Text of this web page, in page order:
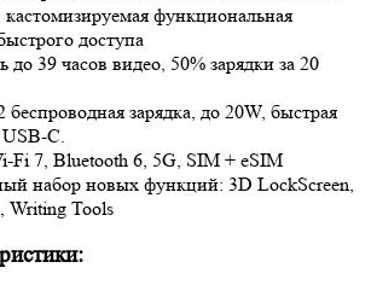
функциональная
доступа
до 39 часов видео, 50% зарядки за 20
беспроводная зарядка, до 20W, быстрая
Fi 7, Bluetooth 6, 5G, SIM + eSIM
набор новых функций: 3D LockScreen,
Writing Tools